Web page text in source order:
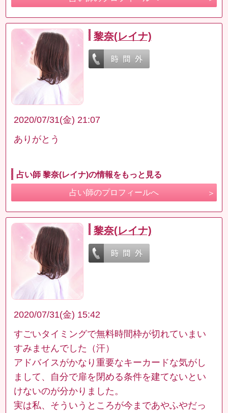
黎奈(レイナ)
2020/07/31(金) 21:07
ありがとう
占い師 黎奈(レイナ)の情報をもっと見る
占い師のプロフィールへ
黎奈(レイナ)
2020/07/31(金) 15:42
すごいタイミングで無料時間枠が切れていまい
すみませんでした（汗）
アドバイスがかなり重要なキーカードな気がし
まして、自分で扉を閉める条件を建てないとい
けないのが分かりました。
実は私、そういうところが今まであやふやだっ